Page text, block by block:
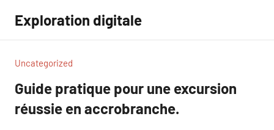
contenu
Exploration digitale
Uncategorized
Guide pratique pour une excursion
réussie en accrobranche.